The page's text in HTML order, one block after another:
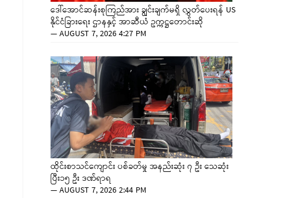
ဒေါ်အောင်ဆန်းစုကြည်အား ချွင်းချက်မရှိ လွှတ်ပေးရန် US
နိုင်ငံခြားရေး ဌာနနှင့် အာဆီယံ ဥက္ကဋ္ဌတောင်းဆို
—AUGUST 7, 2026 4:27 PM
ထိုင်းစာသင်ကျောင်း ပစ်ခတ်မှု အနည်းဆုံး ၇ ဦး သေဆုံး
ပြီး၁၅ ဦး ဒဏ်ရာရ
—AUGUST 7, 2026 2:44 PM